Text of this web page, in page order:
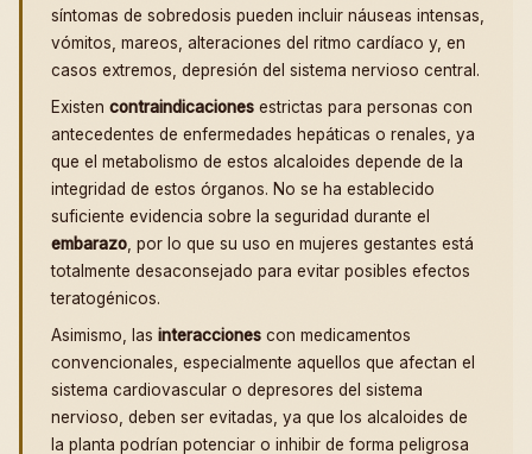
síntomas de sobredosis pueden incluir náuseas intensas,
vómitos, mareos, alteraciones del ritmo cardíaco y, en
casos extremos, depresión del sistema nervioso central.
Existen contraindicaciones estrictas para personas con
antecedentes de enfermedades hepáticas o renales, ya
que el metabolismo de estos alcaloides depende de la
integridad de estos órganos. No se ha establecido
suficiente evidencia sobre la seguridad durante el
embarazo, por lo que su uso en mujeres gestantes está
totalmente desaconsejado para evitar posibles efectos
teratogénicos.
Asimismo, las interacciones con medicamentos
convencionales, especialmente aquellos que afectan el
sistema cardiovascular o depresores del sistema
nervioso, deben ser evitadas, ya que los alcaloides de
la planta podrían potenciar o inhibir de forma peligrosa